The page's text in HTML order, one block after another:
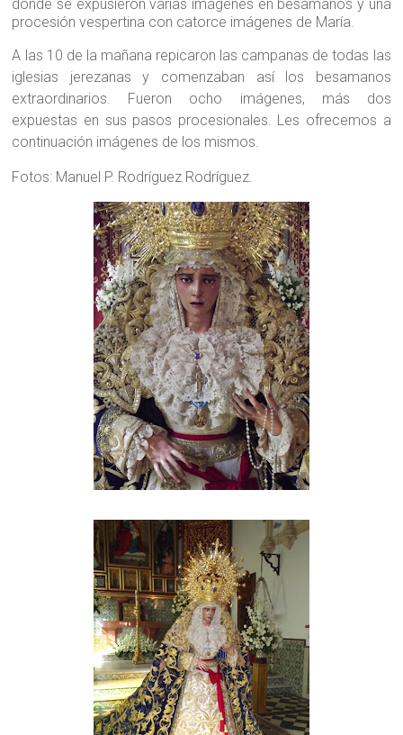
donde se expusieron varias imágenes en besamanos y una
procesión vespertina con catorce imágenes de María.
A las 10 de la mañana repicaron las campanas de todas las
iglesias jerezanas y comenzaban así los besamanos
extraordinarios. Fueron ocho imágenes, más dos
expuestas en sus pasos procesionales. Les ofrecemos a
continuación imágenes de los mismos.
Fotos: Manuel P. Rodríguez Rodríguez.